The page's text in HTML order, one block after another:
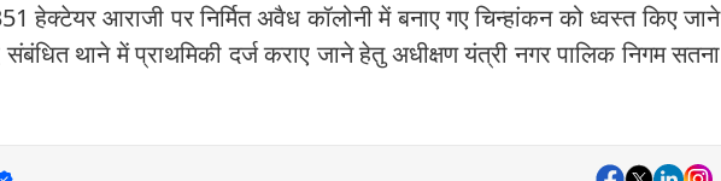
आराजी पर निर्मित अवैध कॉलोनी में बनाए गए चिन्हांकन को ध्वस्त किए जाने
थाने में प्राथमिकी दर्ज कराए जाने हेतु अधीक्षण यंत्री नगर पालिक निगम सतना